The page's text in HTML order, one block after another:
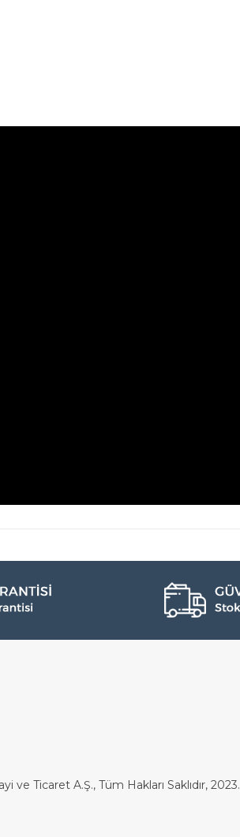
ve Ticaret A.Ş., Tüm Hakları Saklıdır, 2023.